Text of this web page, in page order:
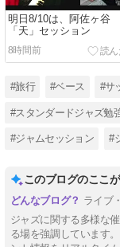
明日8/10は、阿佐ヶ谷
「天」セッション
8時間前
#旅行 #ベース #サ
#スタンダードジャズ勉
#ジャムセッション #
このブログのここ
ライブ
ジャズに関する多様な
る場を強調しています